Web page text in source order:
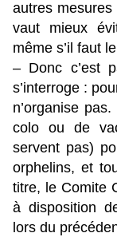
autres
vaut mieux
même s’il faut
– Donc c’est
s’interroge :
n’organise
colo ou de
servent pas)
orphelins, et
titre, le Comite
à disposition
lors du